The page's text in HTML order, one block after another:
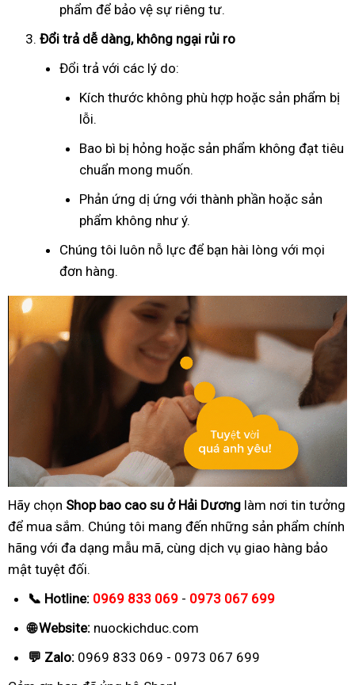
phẩm để bảo vệ sự riêng tư.
Đổi trả dễ dàng, không ngại rủi ro
Đổi trả với các lý do:
Kích thước không phù hợp hoặc sản phẩm bị
lỗi.
Bao bì bị hỏng hoặc sản phẩm không đạt tiêu
chuẩn mong muốn.
Phản ứng dị ứng với thành phần hoặc sản
phẩm không như ý.
Chúng tôi luôn nỗ lực để bạn hài lòng với mọi
đơn hàng.
Hãy chọn Shop bao cao su ở Hải Dương làm nơi tin tưởng
để mua sắm. Chúng tôi mang đến những sản phẩm chính
hãng với đa dạng mẫu mã, cùng dịch vụ giao hàng bảo
mật tuyệt đối.
📞 Hotline: 0969 833 069 - 0973 067 699
🌐 Website: nuockichduc.com
💬 Zalo: 0969 833 069 - 0973 067 699